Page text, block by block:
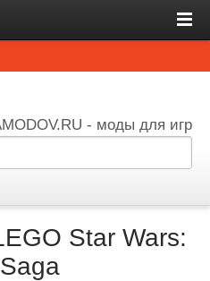
- моды для игр
Star Wars: